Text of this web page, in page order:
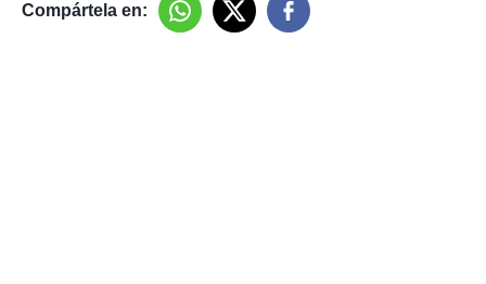
Compártela en: